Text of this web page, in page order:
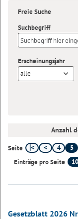
Freie Suche
Suchbegriff
Erscheinungsjahr
alle
Anzahl
Seite 4 5
Einträge pro Seite
10
Gesetzblatt 2026